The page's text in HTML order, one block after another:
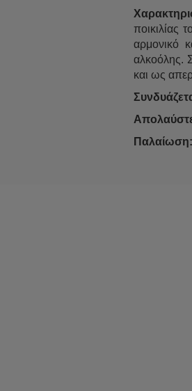
ποικιλίας
αρμονικό
αλκοόλης.
και ως
Παλαίωση: